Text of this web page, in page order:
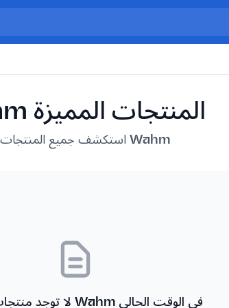
Wahm المنتجات المميزة
استكشف جميع المنتجات من Wahm
لا توجد منتجات متاحة لـ Wahm في الوقت الحالي